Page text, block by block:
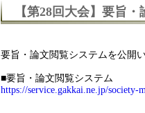
【第28回大会】要旨
要旨・論文閲覧システムを公開
■要旨・論文閲覧システム
https://service.gakkai.ne.jp/society-